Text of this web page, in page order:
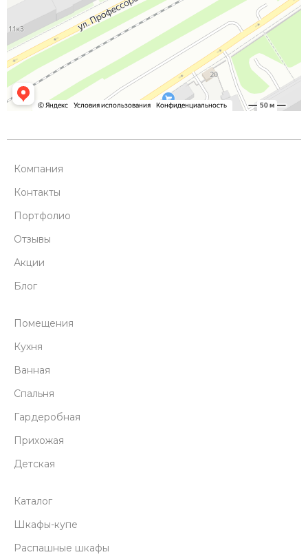
Компания
Контакты
Портфолио
Отзывы
Акции
Блог
Помещения
Кухня
Ванная
Спальня
Гардеробная
Прихожая
Детская
Каталог
Шкафы-купе
Распашные шкафы